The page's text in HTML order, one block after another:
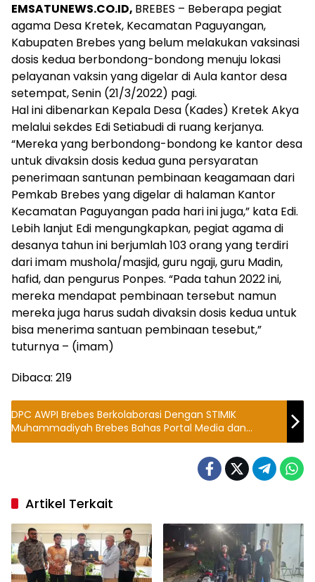
EMSATUNEWS.CO.ID, BREBES – Beberapa pegiat
agama Desa Kretek, Kecamatan Paguyangan,
Kabupaten Brebes yang belum melakukan vaksinasi
dosis kedua berbondong-bondong menuju lokasi
pelayanan vaksin yang digelar di Aula kantor desa
setempat, Senin (21/3/2022) pagi.
Hal ini dibenarkan Kepala Desa (Kades) Kretek Akya
melalui sekdes Edi Setiabudi di ruang kerjanya.
“Mereka yang berbondong-bondong ke kantor desa
untuk divaksin dosis kedua guna persyaratan
penerimaan santunan pembinaan keagamaan dari
Pemkab Brebes yang digelar di halaman Kantor
Kecamatan Paguyangan pada hari ini juga,” kata Edi.
Lebih lanjut Edi mengungkapkan, pegiat agama di
desanya tahun ini berjumlah 103 orang yang terdiri
dari imam mushola/masjid, guru ngaji, guru Madin,
hafid, dan pengurus Ponpes. “Pada tahun 2022 ini,
mereka mendapat pembinaan tersebut namun
mereka juga harus sudah divaksin dosis kedua untuk
bisa menerima santuan pembinaan tesebut,”
tuturnya – (imam)
Dibaca: 219
DPC AWPI Brebes Berkolaborasi Dengan STIMIK
Muhammadiyah Brebes Bahas Portal Media dan
Program Aplikasi Berbasis Nasional
Artikel Terkait